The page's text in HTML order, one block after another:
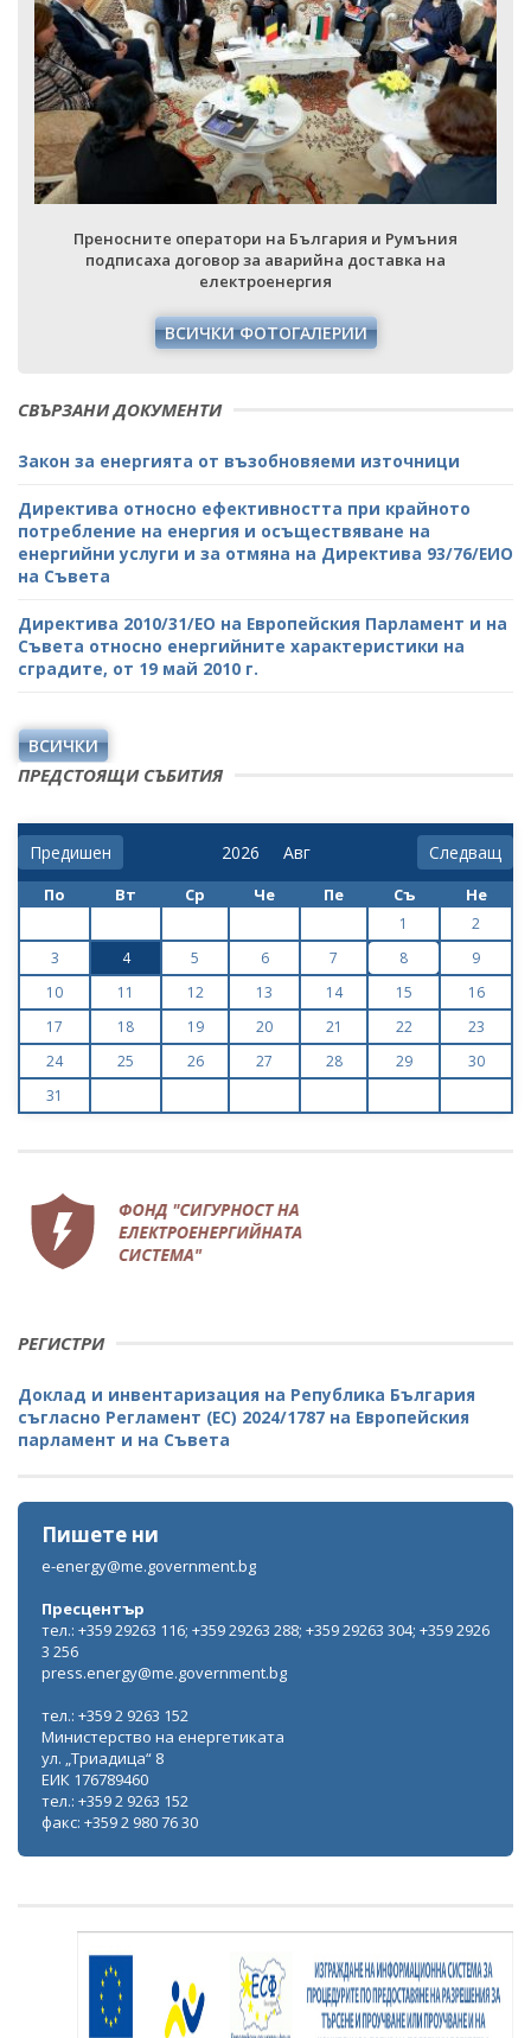
Преносните оператори на България и Румъния
подписаха договор за аварийна доставка на
електроенергия
ВСИЧКИ ФОТОГАЛЕРИИ
СВЪРЗАНИ ДОКУМЕНТИ
Закон за енергията от възобновяеми източници
Директива относно ефективността при крайното
потребление на енергия и осъществяване на
енергийни услуги и за отмяна на Директива 93/76/ЕИО
на Съвета
Директива 2010/31/ЕО на Европейския Парламент и на
Съвета относно енергийните характеристики на
сградите, от 19 май 2010 г.
ВСИЧКИ
ПРЕДСТОЯЩИ СЪБИТИЯ
Предишен Следващ
По Вт Ср Че Пе Съ Не
1
2
3
4 5 6 7 8
9
10
11 12 13 14 15
16
17
18 19 20 21 22
23
24
25 26 27 28 29
30
31
РЕГИСТРИ
Доклад и инвентаризация на Република България
съгласно Регламент (ЕС) 2024/1787 на Европейския
парламент и на Съвета
Пишете ни
e-energy@me.government.bg
Пресцентър
тел.: +359 29263 116; +359 29263 288; +359 29263 304; +359 2926
3 256
press.energy@me.government.bg
тел.: +359 2 9263 152
Министерство на енергетиката
ул. „Триадица“ 8
ЕИК 176789460
тел.: +359 2 9263 152
факс: +359 2 980 76 30